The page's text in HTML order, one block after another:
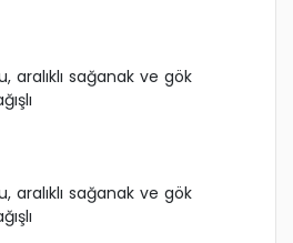
aralıklı sağanak ve gök
aralıklı sağanak ve gök